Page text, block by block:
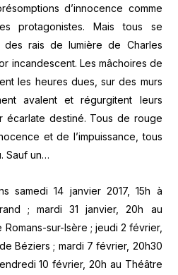
d’innocence comme
protagonistes. Mais tous se
rais de lumière de Charles
incandescent. Les mâchoires de
les heures dues, sur des murs
avalent et régurgitent leurs
écarlate destiné. Tous de rouge
et de l’impuissance, tous
Sauf un…
samedi 14 janvier 2017, 15h à
; mardi 31 janvier, 20h au
sur-Isère ; jeudi 2 février,
Béziers ; mardi 7 février, 20h30
10 février, 20h au Théâtre